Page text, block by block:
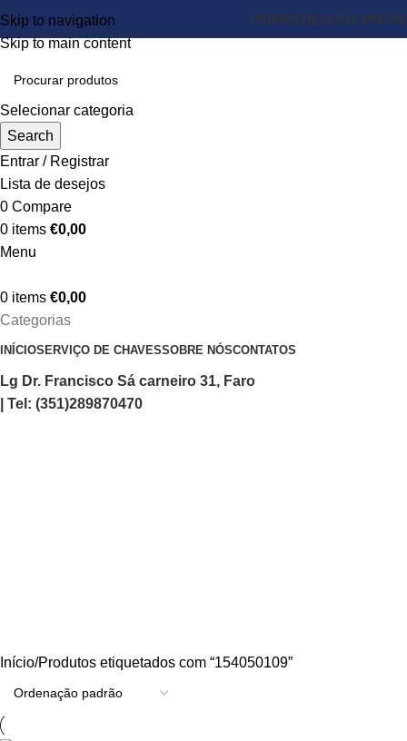
Skip to navigation
Skip to main content
PROMOÇÕES LOJA ONLINE
Selecionar categoria
Search
Entrar / Registrar
Lista de desejos
0 Compare
0 items €0,00
Menu
0 items €0,00
Categorias
INÍCIOSERVIÇO DE CHAVESSOBRE NÓSCONTATOS
Lg Dr. Francisco Sá carneiro 31, Faro
| Tel: (351)289870470
Início Produtos etiquetados com “154050109”